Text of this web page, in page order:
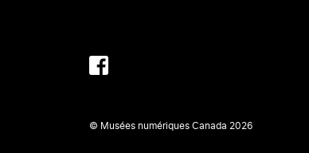
© Musées numériques Canada 2026